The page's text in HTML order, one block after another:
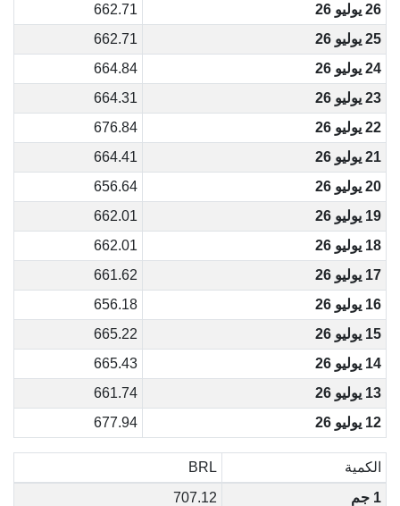
26 يوليو 26
662.71
25 يوليو 26
662.71
24 يوليو 26
664.84
23 يوليو 26
664.31
22 يوليو 26
676.84
21 يوليو 26
664.41
20 يوليو 26
656.64
19 يوليو 26
662.01
18 يوليو 26
662.01
17 يوليو 26
661.62
16 يوليو 26
656.18
15 يوليو 26
665.22
14 يوليو 26
665.43
13 يوليو 26
661.74
12 يوليو 26
677.94
الكمية
BRL
1 جم
707.12